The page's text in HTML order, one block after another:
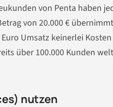
von Penta haben
von 20.000 €
Umsatz keinerlei
über 100.000 Kunden
nutzen